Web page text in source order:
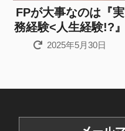
FPが大事なのは『実
務経験<人生経験!?』
2025年5月30日